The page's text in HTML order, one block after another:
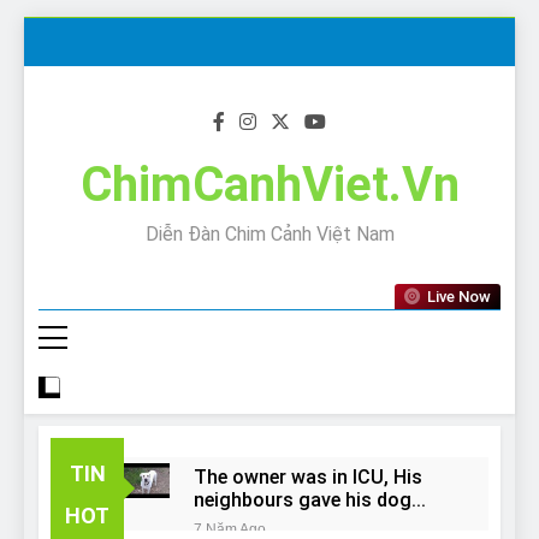
ChimCanhViet.Vn
Diễn Đàn Chim Cảnh Việt Nam
Live Now
TIN
HOT
The owner was in ICU, His
neighbours gave his dog
away!
7 Năm Ago